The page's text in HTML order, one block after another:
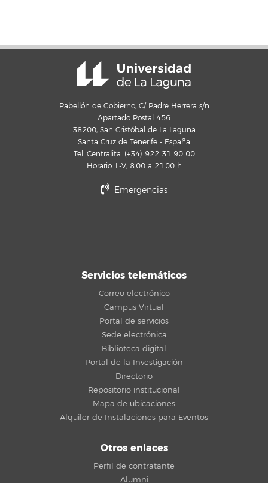
Pabellón de Gobierno, C/ Padre Herrera s/n
Apartado Postal 456
38200, San Cristóbal de La Laguna
Santa Cruz de Tenerife - España
Tel. Centralita: (+34) 922 31 90 00
Horario: L-V, 8:00 a 21:00 h
Emergencias
Servicios telemáticos
Correo electrónico
Campus Virtual
Portal de servicios
Sede electrónica
Biblioteca digital
Portal de la Investigación
Directorio
Repositorio institucional
Mapa de ubicaciones
Alquiler de Instalaciones para Eventos
Otros enlaces
Perfil de contratante
Alumni